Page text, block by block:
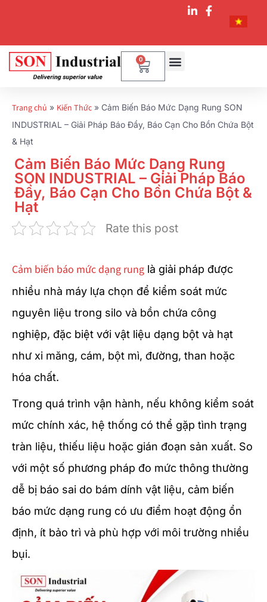
0
Trang chủ » Kiến Thức » Cảm Biến Báo Mức Dạng Rung SON
INDUSTRIAL – Giải Pháp Báo Đầy, Báo Cạn Cho Bồn Chứa Bột
& Hạt
Cảm Biến Báo Mức Dạng Rung
SON INDUSTRIAL – Giải Pháp Báo
Đầy, Báo Cạn Cho Bồn Chứa Bột &
Hạt
Rate this post
Cảm biến báo mức dạng rung là giải pháp được
nhiều nhà máy lựa chọn để kiểm soát mức
nguyên liệu trong silo và bồn chứa công
nghiệp, đặc biệt với vật liệu dạng bột và hạt
như xi măng, cám, bột mì, đường, than hoặc
hóa chất.
Trong quá trình vận hành, nếu không kiểm soát
mức chính xác, hệ thống có thể gặp tình trạng
tràn liệu, thiếu liệu hoặc gián đoạn sản xuất. So
với một số phương pháp đo mức thông thường
dễ bị báo sai do bám dính vật liệu, cảm biến
báo mức dạng rung có ưu điểm hoạt động ổn
định, ít bảo trì và phù hợp với môi trường nhiều
bụi.